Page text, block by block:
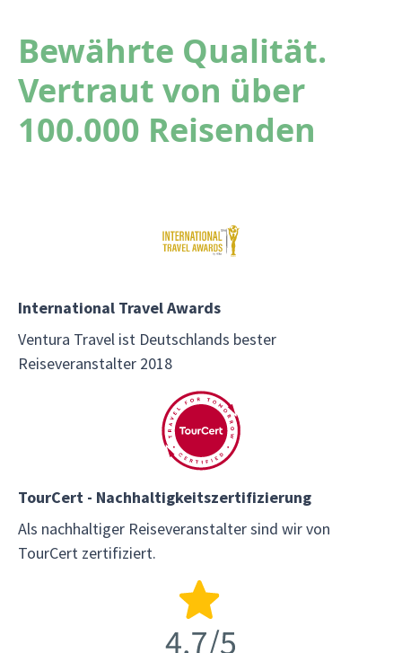
Bewährte Qualität.
Vertraut von über
100.000 Reisenden
International Travel Awards
Ventura Travel ist Deutschlands bester
Reiseveranstalter 2018
TourCert - Nachhaltigkeitszertifizierung
Als nachhaltiger Reiseveranstalter sind wir von
TourCert zertifiziert.